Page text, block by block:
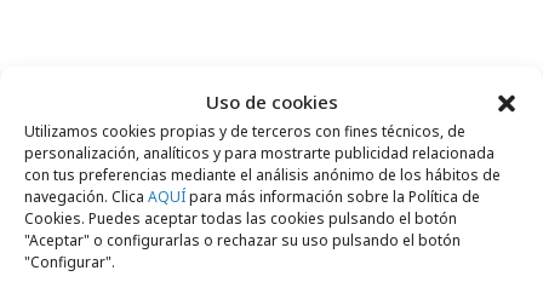
Uso de cookies
Utilizamos cookies propias y de terceros con fines técnicos, de
personalización, analíticos y para mostrarte publicidad relacionada
con tus preferencias mediante el análisis anónimo de los hábitos de
navegación. Clica AQUÍpara más información sobre la Política de
Cookies. Puedes aceptar todas las cookies pulsando el botón
"Aceptar" o configurarlas o rechazar su uso pulsando el botón
"Configurar".
Noticias Relacionadas